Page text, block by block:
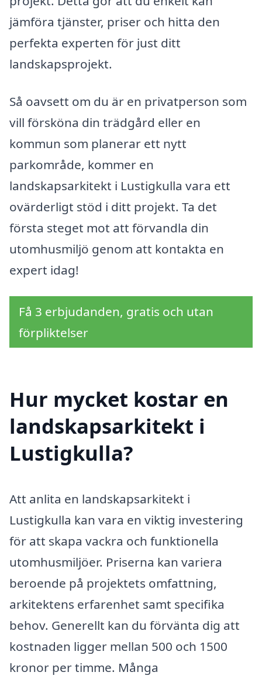
jämföra tjänster, priser och hitta den
perfekta experten för just ditt
landskapsprojekt.
Så oavsett om du är en privatperson som
vill försköna din trädgård eller en
kommun som planerar ett nytt
parkområde, kommer en
landskapsarkitekt i Lustigkulla vara ett
ovärderligt stöd i ditt projekt. Ta det
första steget mot att förvandla din
utomhusmiljö genom att kontakta en
expert idag!
Få 3 erbjudanden, gratis och utan
förpliktelser
Hur mycket kostar en
landskapsarkitekt i
Lustigkulla?
Att anlita en landskapsarkitekt i
Lustigkulla kan vara en viktig investering
för att skapa vackra och funktionella
utomhusmiljöer. Priserna kan variera
beroende på projektets omfattning,
arkitektens erfarenhet samt specifika
behov. Generellt kan du förvänta dig att
kostnaden ligger mellan 500 och 1500
kronor per timme. Många